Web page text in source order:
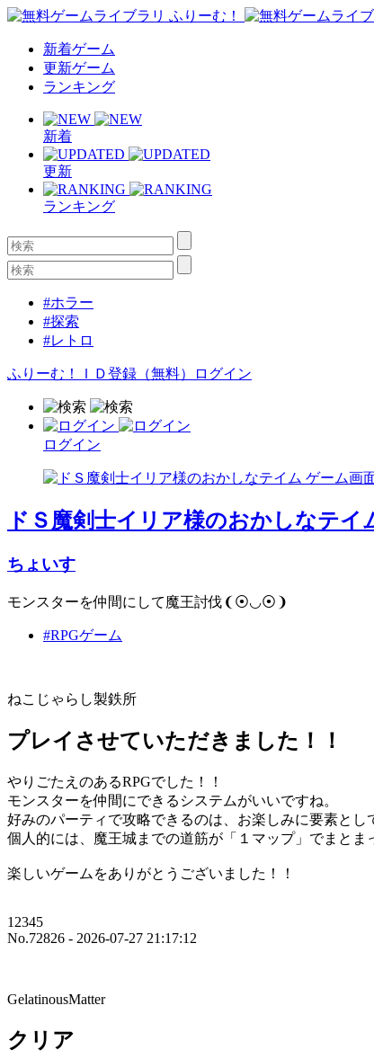
新着ゲーム
更新ゲーム
ランキング
新着
更新
ランキング
#ホラー
#探索
#レトロ
ふりーむ！ＩＤ登録（無料） ログイン
ログイン
ドＳ魔剣士イリア様のおかしなテイ
ちょいす
モンスターを仲間にして魔王討伐❨⦿◡⦿❩
#RPGゲーム
ねこじゃらし製鉄所
プレイさせていただきました！！
やりごたえのあるRPGでした！！
モンスターを仲間にできるシステムがいいですね。
好みのパーティで攻略できるのは、お楽しみに要素とし
個人的には、魔王城までの道筋が「１マップ」でまとま
楽しいゲームをありがとうございました！！
12345
No.72826 - 2026-07-27 21:17:12
GelatinousMatter
クリア